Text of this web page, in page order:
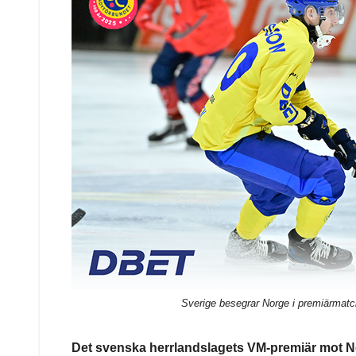
Sverige besegrar Norge i
Det svenska herrlandslagets VM-premiär mot